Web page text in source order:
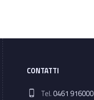
CONTATTI
Phone number:
Tel.0461 916000